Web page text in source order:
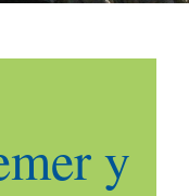
y